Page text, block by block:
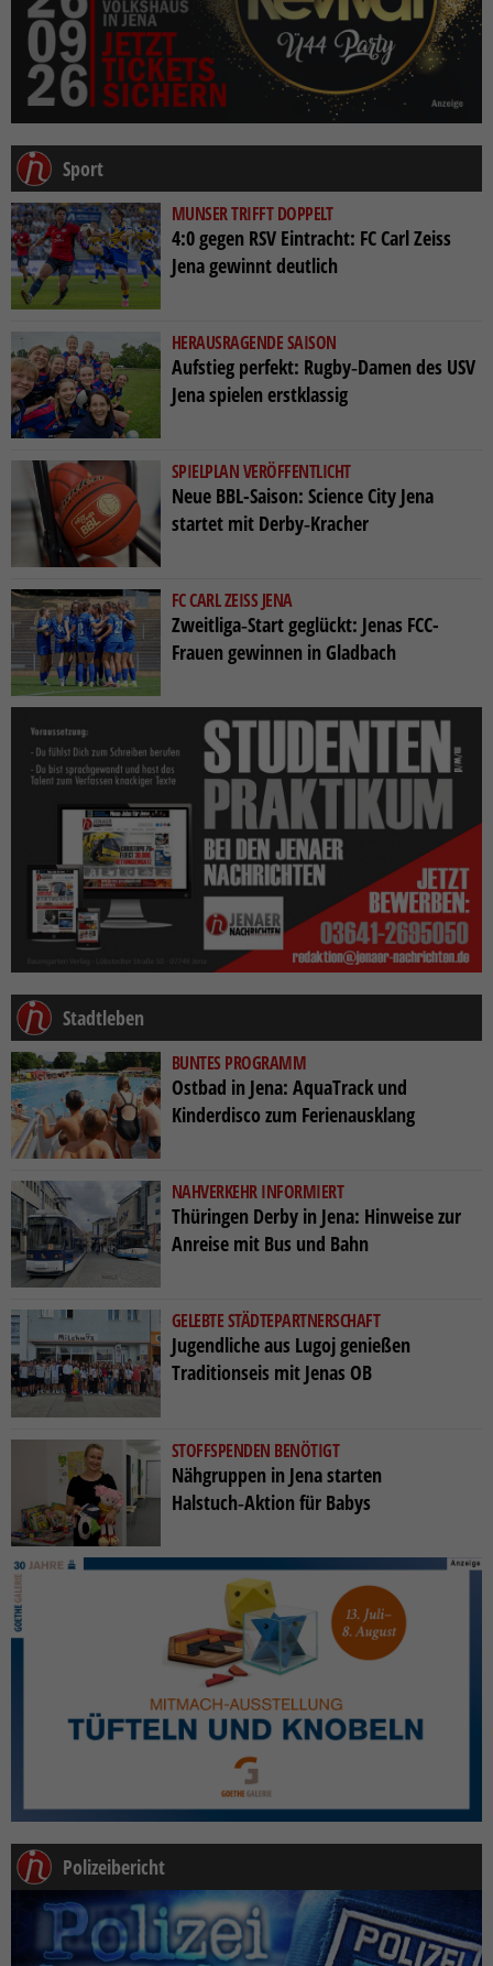
Sport
MUNSER TRIFFT DOPPELT
4:0 gegen RSV Eintracht: FC Carl Zeiss
Jena gewinnt deutlich
HERAUSRAGENDE SAISON
Aufstieg perfekt: Rugby‑Damen des USV
Jena spielen erstklassig
SPIELPLAN VERÖFFENTLICHT
Neue BBL-Saison: Science City Jena
startet mit Derby‑Kracher
FC CARL ZEISS JENA
Zweitliga‑Start geglückt: Jenas FCC-
Frauen gewinnen in Gladbach
Stadtleben
BUNTES PROGRAMM
Ostbad in Jena: AquaTrack und
Kinderdisco zum Ferienausklang
NAHVERKEHR INFORMIERT
Thüringen Derby in Jena: Hinweise zur
Anreise mit Bus und Bahn
GELEBTE STÄDTEPARTNERSCHAFT
Jugendliche aus Lugoj genießen
Traditionseis mit Jenas OB
STOFFSPENDEN BENÖTIGT
Nähgruppen in Jena starten
Halstuch‑Aktion für Babys
Polizeibericht